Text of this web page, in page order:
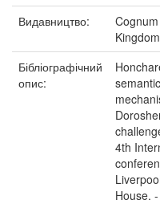
Видавництво:
Бібліографічний
опис:
4th
House.